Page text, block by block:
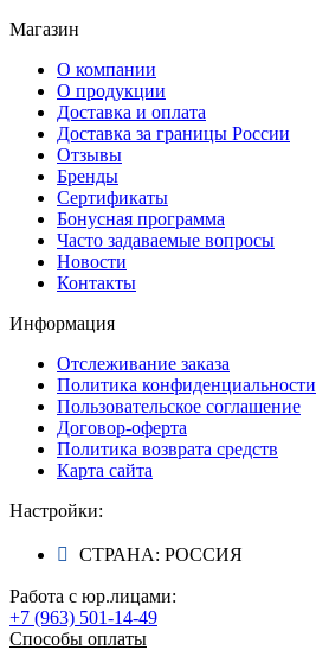
Магазин
О компании
О продукции
Доставка и оплата
Доставка за границы России
Отзывы
Бренды
Сертификаты
Бонусная программа
Часто задаваемые вопросы
Новости
Контакты
Информация
Отслеживание заказа
Политика конфиденциальности
Пользовательское соглашение
Договор-оферта
Политика возврата средств
Карта сайта
Настройки:
СТРАНА: РОССИЯ
Работа с юр.лицами:
+7 (963) 501-14-49
Способы оплаты